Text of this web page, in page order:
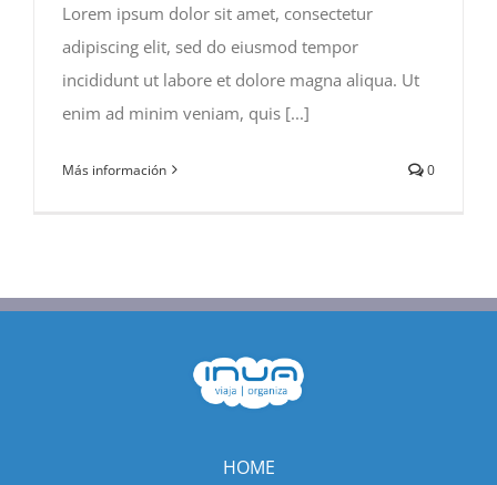
Lorem ipsum dolor sit amet, consectetur
adipiscing elit, sed do eiusmod tempor
incididunt ut labore et dolore magna aliqua. Ut
enim ad minim veniam, quis [...]
Más información 0
HOME